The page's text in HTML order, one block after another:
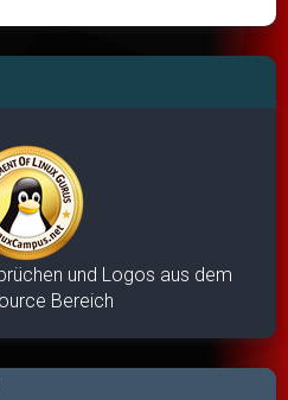
und Logos aus dem
Bereich